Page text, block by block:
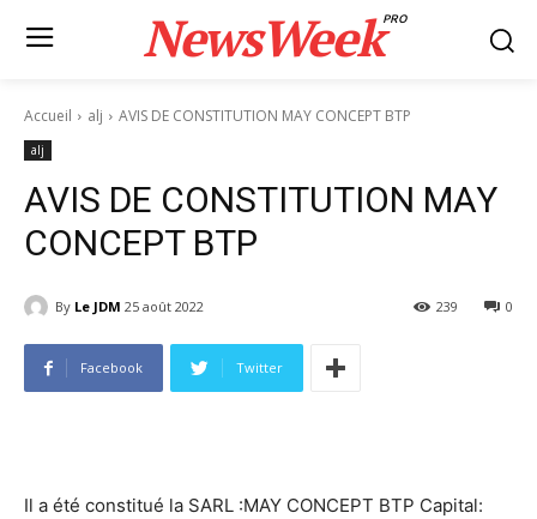
NewsWeekPRO
Accueil alj AVIS DE CONSTITUTION MAY CONCEPT BTP
alj
AVIS DE CONSTITUTION MAY
CONCEPT BTP
By Le JDM 25 août 2022 0
239
Facebook Twitter
Il a été constitué la SARL :MAY CONCEPT BTP Capital: